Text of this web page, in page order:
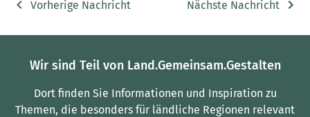
Vorherige Nachricht Nächste Nachricht
Wir sind Teil von Land.Gemeinsam.Gestalten
Dort finden Sie Informationen und Inspiration zu
Themen, die besonders für ländliche Regionen relevant